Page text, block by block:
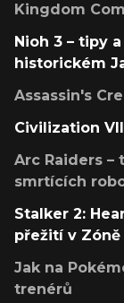
Kingdom
Nioh 3 – tipy
historickém
Assassin's
Civilization
Arc Raiders –
smrtících
Stalker 2:
přežití v Zóně
Jak na
trenérů